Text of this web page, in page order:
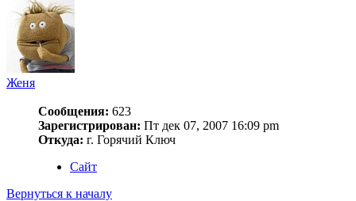
Женя
Сообщения: 623
Зарегистрирован: Пт дек 07, 2007 16:09 pm
Откуда: г. Горячий Ключ
Сайт
Вернуться к началу